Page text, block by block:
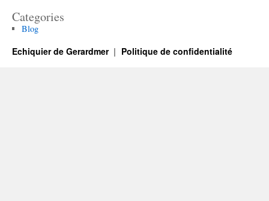
Categories
Blog
Echiquier de Gerardmer Politique de confidentialité